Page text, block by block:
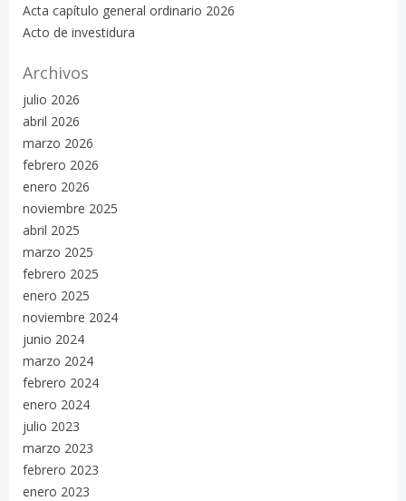
Acta capítulo general ordinario 2026
Acto de investidura
Archivos
julio 2026
abril 2026
marzo 2026
febrero 2026
enero 2026
noviembre 2025
abril 2025
marzo 2025
febrero 2025
enero 2025
noviembre 2024
junio 2024
marzo 2024
febrero 2024
enero 2024
julio 2023
marzo 2023
febrero 2023
enero 2023